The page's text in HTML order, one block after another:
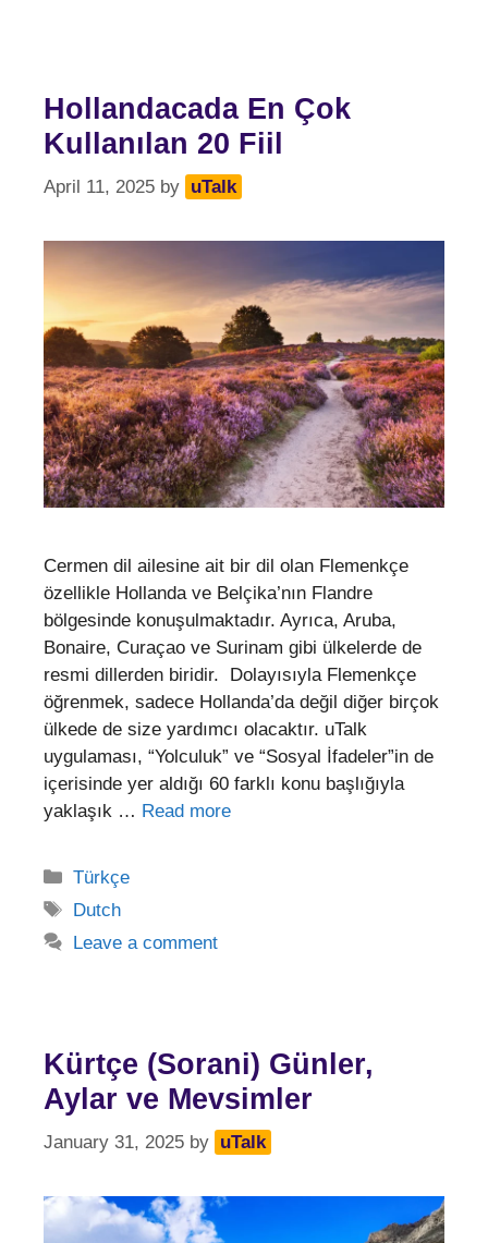
Hollandacada En Çok
Kullanılan 20 Fiil
April 11, 2025 by uTalk
Cermen dil ailesine ait bir dil olan Flemenkçe
özellikle Hollanda ve Belçika’nın Flandre
bölgesinde konuşulmaktadır. Ayrıca, Aruba,
Bonaire, Curaçao ve Surinam gibi ülkelerde de
resmi dillerden biridir. Dolayısıyla Flemenkçe
öğrenmek, sadece Hollanda’da değil diğer birçok
ülkede de size yardımcı olacaktır. uTalk
uygulaması, “Yolculuk” ve “Sosyal İfadeler”in de
içerisinde yer aldığı 60 farklı konu başlığıyla
yaklaşık … Read more
Categories
Türkçe
Tags
Dutch
Leave a comment
Kürtçe (Sorani) Günler,
Aylar ve Mevsimler
January 31, 2025 by uTalk